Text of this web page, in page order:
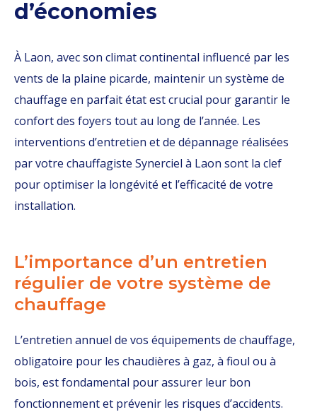
d’économies
À Laon, avec son climat continental influencé par les
vents de la plaine picarde, maintenir un système de
chauffage en parfait état est crucial pour garantir le
confort des foyers tout au long de l’année. Les
interventions d’entretien et de dépannage réalisées
par votre chauffagiste Synerciel à Laon sont la clef
pour optimiser la longévité et l’efficacité de votre
installation.
L’importance d’un entretien
régulier de votre système de
chauffage
L’entretien annuel de vos équipements de chauffage,
obligatoire pour les chaudières à gaz, à fioul ou à
bois, est fondamental pour assurer leur bon
fonctionnement et prévenir les risques d’accidents.